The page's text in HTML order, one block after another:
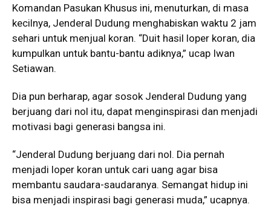
Komandan Pasukan Khusus ini, menuturkan, di masa
kecilnya, Jenderal Dudung menghabiskan waktu 2 jam
sehari untuk menjual koran. “Duit hasil loper koran, dia
kumpulkan untuk bantu-bantu adiknya,” ucap Iwan
Setiawan.
Dia pun berharap, agar sosok Jenderal Dudung yang
berjuang dari nol itu, dapat menginspirasi dan menjadi
motivasi bagi generasi bangsa ini.
“Jenderal Dudung berjuang dari nol. Dia pernah
menjadi loper koran untuk cari uang agar bisa
membantu saudara-saudaranya. Semangat hidup ini
bisa menjadi inspirasi bagi generasi muda,” ucapnya.